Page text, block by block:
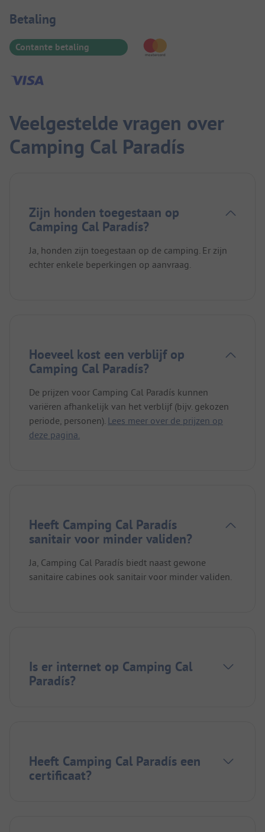
Betaalinformatie
Betaling
Contante betaling
Veelgestelde vragen over
Camping Cal Paradís
Zijn honden toegestaan op
Camping Cal Paradís?
Ja, honden zijn toegestaan op de camping. Er zijn
echter enkele beperkingen op aanvraag.
Hoeveel kost een verblijf op
Camping Cal Paradís?
De prijzen voor Camping Cal Paradís kunnen
variëren afhankelijk van het verblijf (bijv. gekozen
periode, personen). Lees meer over de prijzen op
deze pagina.
Heeft Camping Cal Paradís
sanitair voor minder validen?
Ja, Camping Cal Paradís biedt naast gewone
sanitaire cabines ook sanitair voor minder validen.
Is er internet op Camping Cal
Paradís?
Heeft Camping Cal Paradís een
certificaat?